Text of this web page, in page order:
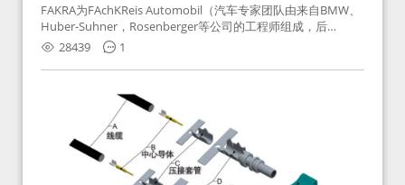
FAKRA为FAchKReis Automobil（汽车专家团队由来自BMW、
Huber-Suhner，Rosenberger等公司的工程师组成，后
Huber-Suhner相关连接器业务及技术在2010年并入
Rosenberger）缩写。起初为BMW需求用于车载收音机天线连
接，如今FAKRA已成为汽车行业通用标准的射频连接器，被业
28439 1